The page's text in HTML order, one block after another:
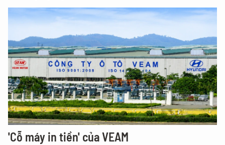
'Cỗ máy in tiền' của VEAM